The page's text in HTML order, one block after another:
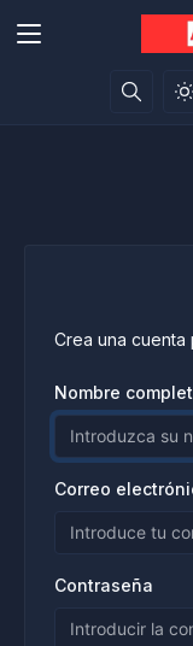
Crea una
Nombre
Correo
Contraseña